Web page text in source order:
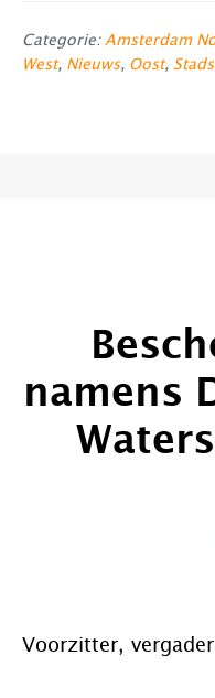
Categorie: Amsterdam
West, Nieuws, Oost,
namens
Voorzitter,